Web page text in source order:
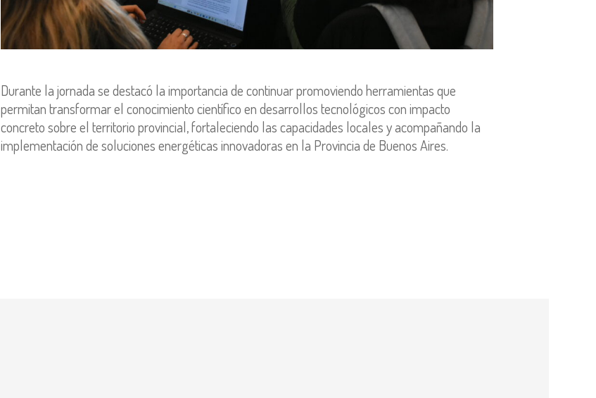
Durante la jornada se destacó la importancia de continuar promoviendo herramientas que
permitan transformar el conocimiento científico en desarrollos tecnológicos con impacto
concreto sobre el territorio provincial, fortaleciendo las capacidades locales y acompañando la
implementación de soluciones energéticas innovadoras en la Provincia de Buenos Aires.